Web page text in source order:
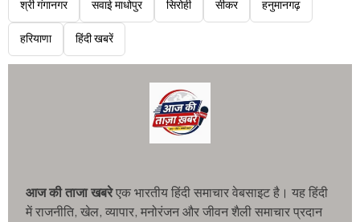
श्री गंगानगर सवाई माधोपुर सिरोही सीकर हनुमानगढ़
हरियाणा हिंदी खबरें
आज की ताजा खबरेएक भारतीय हिंदी समाचार वेबसाइट है। यह हिंदी
में राजनीति, खेल, व्यापार, मनोरंजन और जीवन शैली समाचार प्रदान